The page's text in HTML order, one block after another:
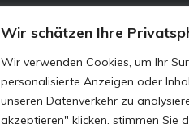
Wir schätzen Ihre
Wir verwenden Cookies, um Ihr
personalisierte Anzeigen oder
unseren Datenverkehr zu
akzeptieren" klicken, stimmen Sie
Lass
Straßen